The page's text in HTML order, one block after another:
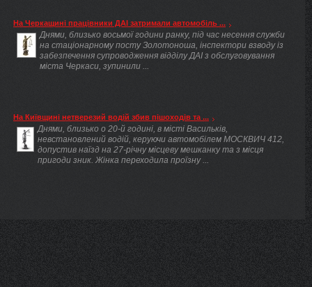
На Черкащині працівники ДАІ затримали автомобіль ...
Днями, близько восьмої години ранку, під час несення служби
на стаціонарному посту Золотоноша, інспектори взводу із
забезпечення супроводження відділу ДАІ з обслуговування
міста Черкаси, зупинили ...
На Київщині нетверезий водій збив пішоходів та ...
Днями, близько о 20-й годині, в місті Васильків,
невстановлений водій, керуючи автомобілем МОСКВИЧ 412,
допустив наїзд на 27-річну місцеву мешканку та з місця
пригоди зник. Жінка переходила проїзну ...